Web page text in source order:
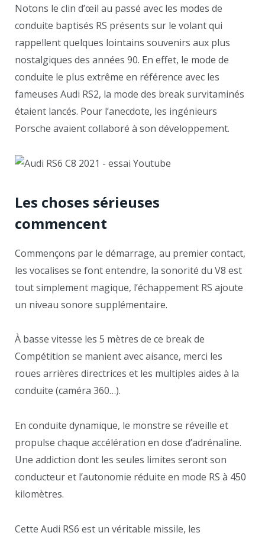
Notons le clin d’œil au passé avec les modes de
conduite baptisés RS présents sur le volant qui
rappellent quelques lointains souvenirs aux plus
nostalgiques des années 90. En effet, le mode de
conduite le plus extrême en référence avec les
fameuses Audi RS2, la mode des break survitaminés
étaient lancés. Pour l’anecdote, les ingénieurs
Porsche avaient collaboré à son développement.
Les choses sérieuses
commencent
Commençons par le démarrage, au premier contact,
les vocalises se font entendre, la sonorité du V8 est
tout simplement magique, l’échappement RS ajoute
un niveau sonore supplémentaire.
À basse vitesse les 5 mètres de ce break de
Compétition se manient avec aisance, merci les
roues arrières directrices et les multiples aides à la
conduite (caméra 360…).
En conduite dynamique, le monstre se réveille et
propulse chaque accélération en dose d’adrénaline.
Une addiction dont les seules limites seront son
conducteur et l’autonomie réduite en mode RS à 450
kilomètres.
Cette Audi RS6 est un véritable missile, les